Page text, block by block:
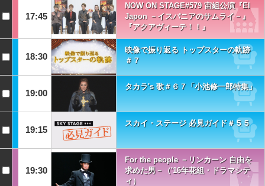
17:45
NOW ON STAGE#579 宙組公演『El
Japon －イスパニアのサムライ－』
『アクアヴィーテ！！』
18:30
映像で振り返る トップスターの軌跡
＃７
19:00
タカラ's 歌＃６７「小池修一郎特集」
19:15
スカイ・ステージ 必見ガイド＃５５
19:30
For the people －リンカーン 自由を
求めた男－（'16年花組・ドラマシテ
ィ）